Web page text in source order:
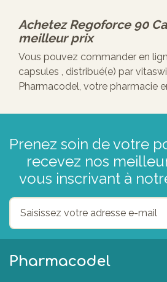
AchetezRegoforce 90
meilleur prix
Vous pouvez commander en
capsules , distribué(e) par
Pharmacodel, votre pharmacie
Prenez soin de votre
recevez nos
vous inscrivant à
Pharmacodel